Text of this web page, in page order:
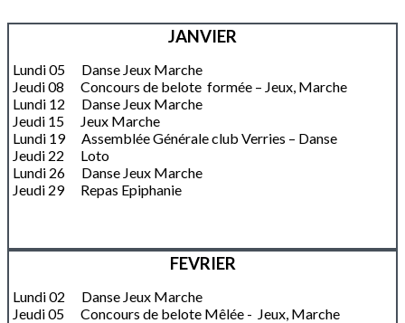
JANVIER
Lundi 05 Danse Jeux Marche
Jeudi 08 Concours de belote formée – Jeux, Marche
Lundi 12 Danse Jeux Marche
Jeudi 15 Jeux Marche
Lundi 19 Assemblée Générale club Verries – Danse
Jeudi 22 Loto
Lundi 26 Danse Jeux Marche
Jeudi 29 Repas Epiphanie
FEVRIER
Lundi 02 Danse Jeux Marche
Jeudi 05 Concours de belote Mêlée - Jeux, Marche